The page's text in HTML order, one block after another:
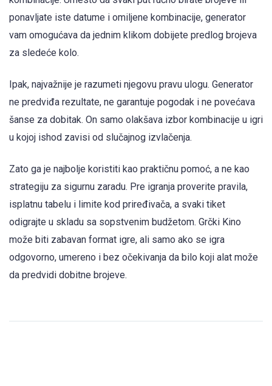
ponavljate iste datume i omiljene kombinacije, generator
vam omogućava da jednim klikom dobijete predlog brojeva
za sledeće kolo.
Ipak, najvažnije je razumeti njegovu pravu ulogu. Generator
ne predviđa rezultate, ne garantuje pogodak i ne povećava
šanse za dobitak. On samo olakšava izbor kombinacije u igri
u kojoj ishod zavisi od slučajnog izvlačenja.
Zato ga je najbolje koristiti kao praktičnu pomoć, a ne kao
strategiju za sigurnu zaradu. Pre igranja proverite pravila,
isplatnu tabelu i limite kod priređivača, a svaki tiket
odigrajte u skladu sa sopstvenim budžetom. Grčki Kino
može biti zabavan format igre, ali samo ako se igra
odgovorno, umereno i bez očekivanja da bilo koji alat može
da predvidi dobitne brojeve.